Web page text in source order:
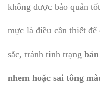
không được bảo quản
mực là điều cần thiết để
sắc, tránh tình trạng
nhem hoặc sai tông